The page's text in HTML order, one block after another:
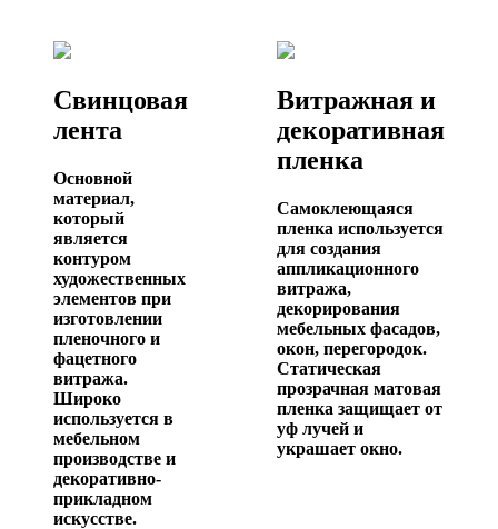
Свинцовая
лента
Основной
материал,
который
является
контуром
художественных
элементов при
изготовлении
пленочного и
фацетного
витража.
Широко
используется в
мебельном
производстве и
декоративно-
прикладном
искусстве.
Витражная и
декоративная
пленка
Самоклеющаяся
пленка используется
для создания
аппликационного
витража,
декорирования
мебельных фасадов,
окон, перегородок.
Статическая
прозрачная матовая
пленка защищает от
уф лучей и
украшает окно.